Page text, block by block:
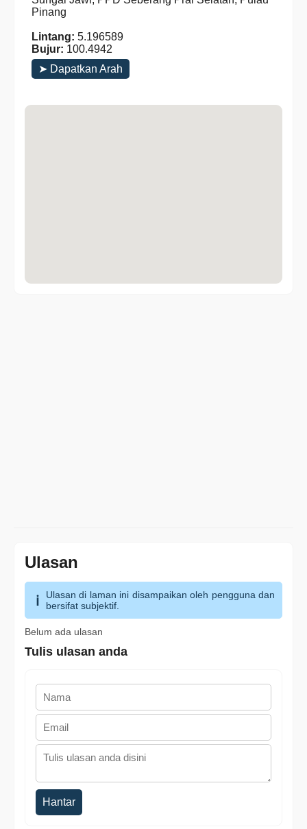
Pinang
Lintang: 5.196589
Bujur: 100.4942
➤ Dapatkan Arah
Ulasan
Ulasan di laman ini disampaikan oleh pengguna dan
bersifat subjektif.
Belum ada ulasan
Tulis ulasan anda
Hantar